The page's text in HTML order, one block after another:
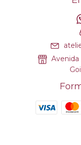
Avenida